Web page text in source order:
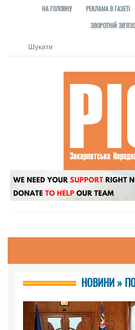
НА ГОЛОВНУ РЕКЛАМА В ГАЗЕТІ
ЗВОРОТНІЙ
НОВИНИ »